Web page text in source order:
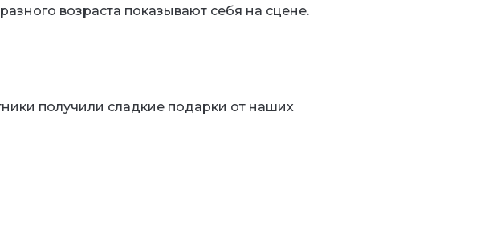
возраста показывают себя на сцене.
получили сладкие подарки от наших